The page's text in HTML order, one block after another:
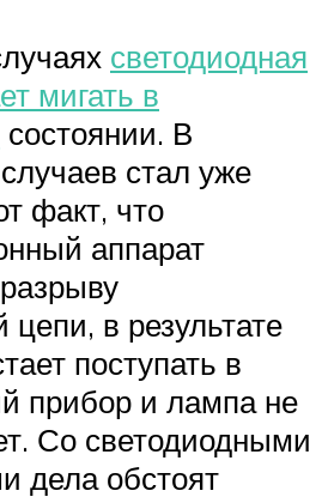
светодиодная
мигать в
состоянии. В
стал уже
факт, что
аппарат
цепи, в результате
поступать в
прибор и лампа не
Со светодиодными
дела обстоят